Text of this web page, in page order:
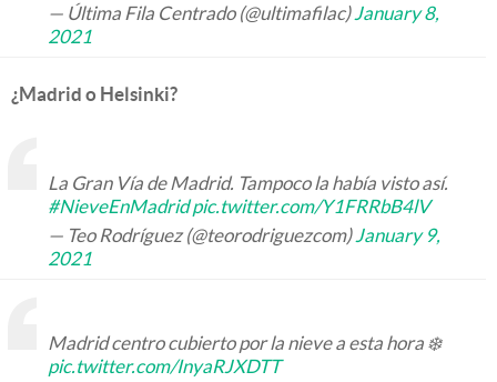
— Última Fila Centrado (@ultimafilac) January 8,
2021
¿Madrid o Helsinki?
La Gran Vía de Madrid. Tampoco la había visto así.
#NieveEnMadrid pic.twitter.com/Y1FRRbB4lV
— Teo Rodríguez (@teorodriguezcom) January 9,
2021
Madrid centro cubierto por la nieve a esta hora ❄️
pic.twitter.com/InyaRJXDTT